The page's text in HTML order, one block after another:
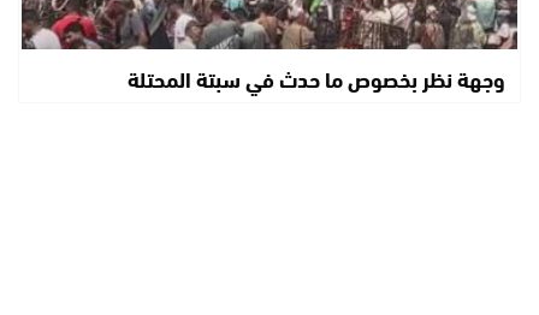
وجهة نظر بخصوص ما حدث في سبتة المحتلة